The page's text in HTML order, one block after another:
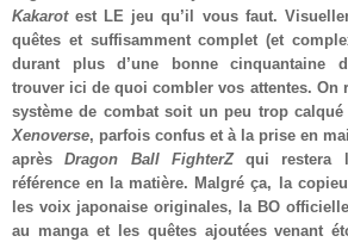
Kakarotest LE jeu qu’il vous faut.
quêtes et suffisamment complet (et
durant plus d’une bonne cinquantaine
trouver ici de quoi combler vos attentes. On
système de combat soit un peu trop
Xenoverse, parfois confus et à la prise en
aprèsDragon Ball FighterZqui restera
référence en la matière. Malgré ça, la
les voix japonaise originales, la BO
au manga et les quêtes ajoutées venant